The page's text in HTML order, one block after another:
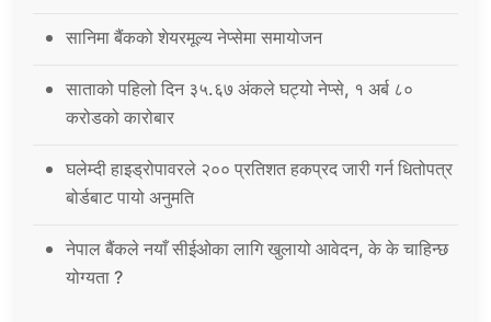
सानिमा बैंकको शेयरमूल्य नेप्सेमा समायोजन
साताको पहिलो दिन ३५.६७ अंकले घट्यो नेप्से, १ अर्ब ८०
करोडको कारोबार
घलेम्दी हाइड्रोपावरले २०० प्रतिशत हकप्रद जारी गर्न धितोपत्र
बोर्डबाट पायो अनुमति
नेपाल बैंकले नयाँ सीईओका लागि खुलायो आवेदन, के के चाहिन्छ
योग्यता ?